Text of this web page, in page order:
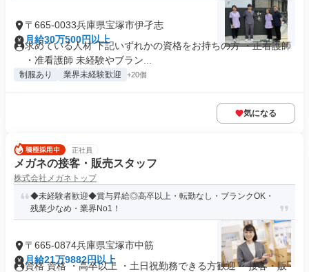
〒665-0033兵庫県宝塚市伊孑志
月給30万500円以上
求めている人材 下記いずれかの資格をお持ちの方 ・正看護師
・准看護師 未経験やブラン...
制服あり 業界未経験歓迎 +20個
気になる
正社員
メガネの接客・販売スタッフ
株式会社メガネトップ
◆未経験者歓迎◆賞与昇給◎高卒以上・転勤なし・ブランクOK・
残業少なめ・業界No1！
〒665-0874兵庫県宝塚市中筋
月給21万9882円以上
資格 資格 ・高卒以上 ・土日祝勤務できる方歓迎 ・接客・販